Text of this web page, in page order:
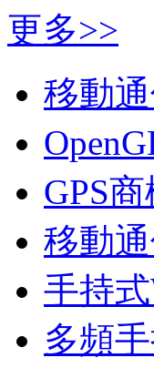
更多>>
移動
GPS
移動
手持
多頻